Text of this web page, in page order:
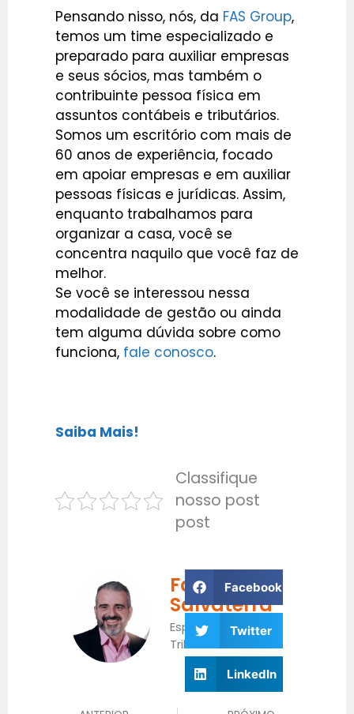
Pensando nisso, nós, da FAS Group,
temos um time especializado e
preparado para auxiliar empresas
e seus sócios, mas também o
contribuinte pessoa física em
assuntos contábeis e tributários.
Somos um escritório com mais de
60 anos de experiência, focado
em apoiar empresas e em auxiliar
pessoas físicas e jurídicas. Assim,
enquanto trabalhamos para
organizar a casa, você se
concentra naquilo que você faz de
melhor.
Se você se interessou nessa
modalidade de gestão ou ainda
tem alguma dúvida sobre como
funciona, fale conosco.
Saiba Mais!
Classifique
nosso post
post
Fabrício
Salvaterra
Especialista
Tributário
Facebook
Twitter
LinkedIn